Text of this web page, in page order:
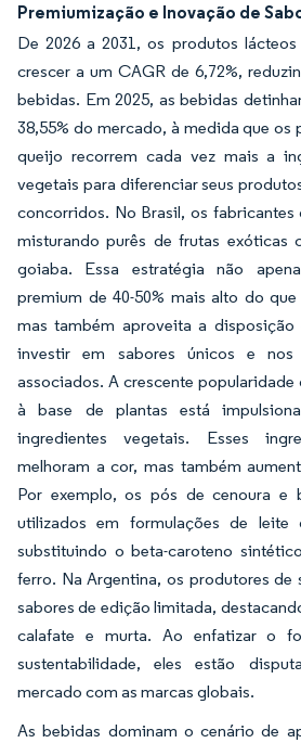
Premiumização e Inovação de
De 2026 a 2031, os produtos
crescer a um CAGR de 6,72%,
bebidas. Em 2025, as bebidas
38,55% do mercado, à medida que os
queijo recorrem cada vez mais a
vegetais para diferenciar seus
concorridos. No Brasil, os
misturando purês de frutas exóticas
goiaba. Essa estratégia não
premium de 40-50% mais alto do
mas também aproveita a disposição
investir em sabores únicos e nos
associados. A crescente popularidade
à base de plantas está
ingredientes vegetais. Esses
melhoram a cor, mas também
Por exemplo, os pós de cenoura e
utilizados em formulações de leite
substituindo o beta-caroteno
ferro. Na Argentina, os produtores de
sabores de edição limitada,
calafate e murta. Ao enfatizar o
sustentabilidade, eles estão
mercado com as marcas globais.
As bebidas dominam o cenário de